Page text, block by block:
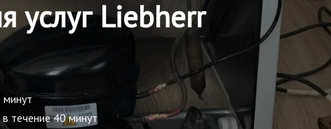
услуг Liebherr
минут
течение 40 минут